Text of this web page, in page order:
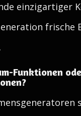
einzigartiger
frische
Funktionen